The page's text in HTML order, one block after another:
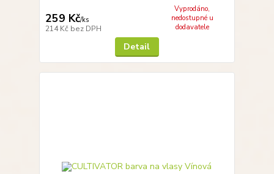
259 Kč/ks
214 Kč bez DPH
Vyprodáno,
nedostupné u
dodavatele
Detail